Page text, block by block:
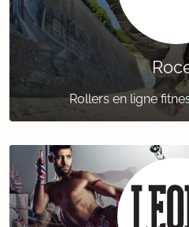
Rollers en ligne